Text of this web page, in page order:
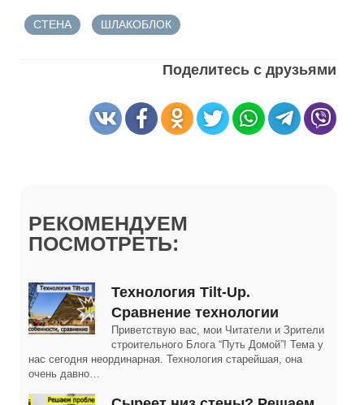
СТЕНА ШЛАКОБЛОК
Поделитесь с друзьями
РЕКОМЕНДУЕМ
ПОСМОТРЕТЬ:
Технология Tilt-Up.
Сравнение технологии
Приветствую вас, мои Читатели и Зрители
строительного Блога “Путь Домой”! Тема у
нас сегодня неординарная. Технология старейшая, она
очень давно…